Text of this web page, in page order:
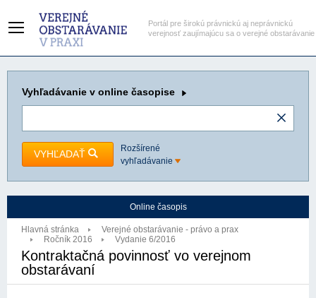
Portál pre širokú právnickú aj neprávnickú
verejnosť zaujímajúcu sa o verejné obstarávanie
Vyhľadávanie v online časopise
VYHĽADAŤ
Rozšírené
vyhľadávanie
Online časopis
Hlavná stránka
Verejné obstarávanie - právo a prax
Ročník 2016
Vydanie 6/2016
Kontraktačná povinnosť vo verejnom
obstarávaní